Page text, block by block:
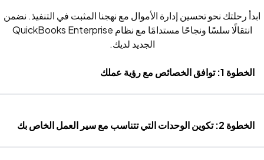
ابدأ رحلتك نحو تحسين إدارة الأموال مع نهجنا المثبت في التنفيذ. نضمن
انتقالًا سلسًا ونجاحًا مستدامًا مع نظام QuickBooks Enterprise
الجديد لديك.
الخطوة 1: توافق الخصائص مع رؤية عملك
الخطوة 2: تكوين الوحدات التي تتناسب مع سير العمل الخاص بك